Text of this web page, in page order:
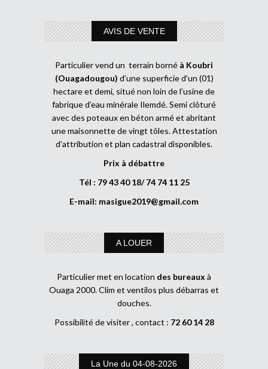
AVIS DE VENTE
Particulier vend un terrain borné à Koubri
(Ouagadougou) d’une superficie d’un (01)
hectare et demi, situé non loin de l’usine de
fabrique d’eau minérale Ilemdé. Semi clôturé
avec des poteaux en béton armé et abritant
une maisonnette de vingt tôles. Attestation
d’attribution et plan cadastral disponibles.
Prix à débattre
Tél : 79 43 40 18/ 74 74 11 25
E-mail: masigue2019@gmail.com
A LOUER
Particulier met en location des bureaux à
Ouaga 2000. Clim et ventilos plus débarras et
douches.
Possibilité de visiter , contact : 72 60 14 28
La Une du 04-08-2026